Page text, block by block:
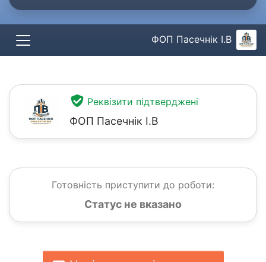
ФОП Пасечнік І.В
Реквізити підтверджені
ФОП Пасечнік І.В
Готовність приступити до роботи:
Статус не вказано